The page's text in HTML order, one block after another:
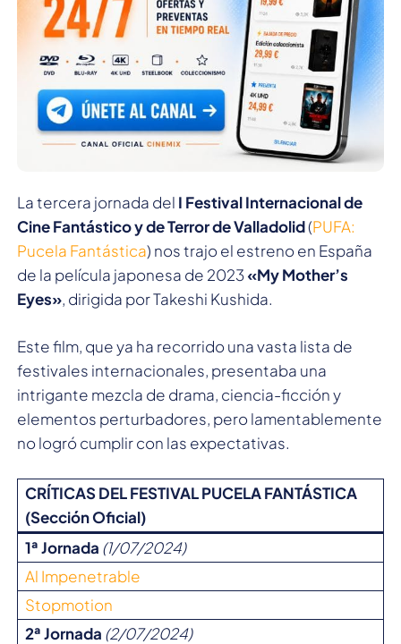
La tercera jornada del I Festival Internacional de
Cine Fantástico y de Terror de Valladolid(PUFA:
Pucela Fantástica) nos trajo el estreno en España
de la película japonesa de 2023«My Mother’s
Eyes», dirigida por Takeshi Kushida.
Este film, que ya ha recorrido una vasta lista de
festivales internacionales, presentaba una
intrigante mezcla de drama, ciencia-ficción y
elementos perturbadores, pero lamentablemente
no logró cumplir con las expectativas.
CRÍTICAS DEL FESTIVAL PUCELA FANTÁSTICA
(Sección Oficial)
1ª Jornada (1/07/2024)
Al Impenetrable
Stopmotion
2ª Jornada (2/07/2024)